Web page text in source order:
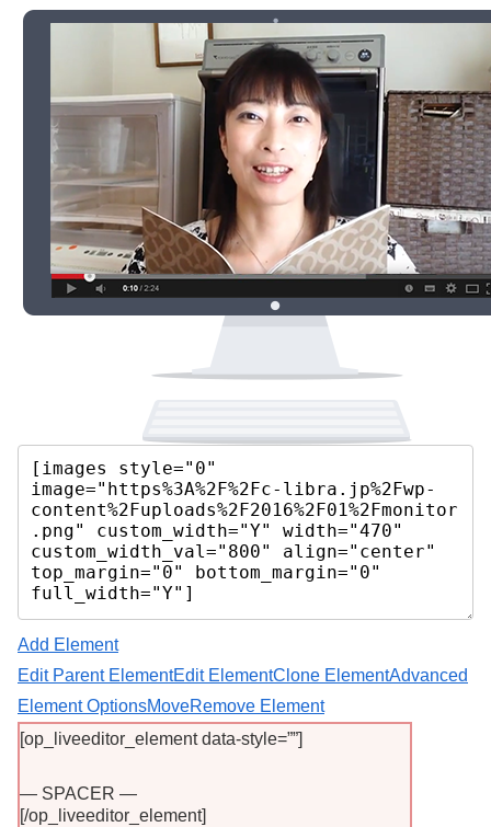
Add Element
Edit Parent ElementEdit ElementClone ElementAdvanced
Element OptionsMoveRemove Element
[op_liveeditor_element data-style=””]
— SPACER —
[/op_liveeditor_element]